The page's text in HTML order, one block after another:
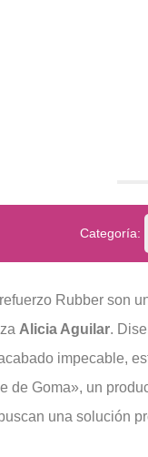
Categoría:
Rubber son
Alicia Aguilar.
impecable,
de Goma», un
una solución